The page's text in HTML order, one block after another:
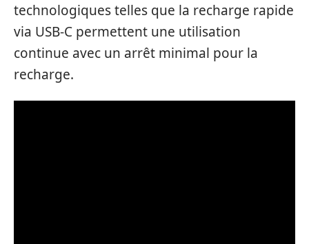
technologiques telles que la recharge rapide
via USB-C permettent une utilisation
continue avec un arrêt minimal pour la
recharge.